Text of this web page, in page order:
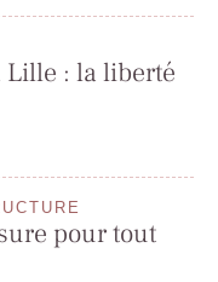
Lille : la liberté
pour tout